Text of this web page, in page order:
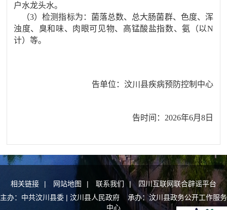
户水龙头水。
（3）检测指标为：菌落总数、总大肠菌群、色度、浑
浊度、臭和味、肉眼可见物、 高锰酸盐指数、氨（以N
计）等。
告单位 ： 汶川县疾病预防控制中心
告时间 ： 2026年6月8日
相关链接 | 网站地图 | 联系我们 |
四川互联网联合辟谣平台
主办：中共汶川县委 | 汶川县人民政府 承办：汶川县政务公开工作服务
中心